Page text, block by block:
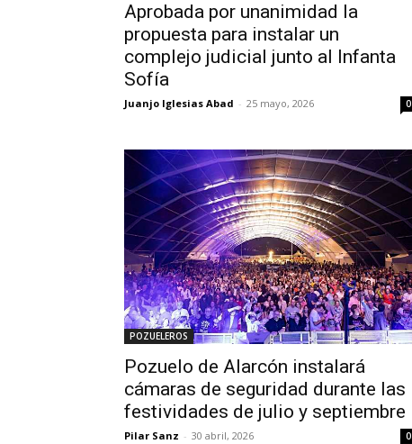
Aprobada por unanimidad la
propuesta para instalar un
complejo judicial junto al Infanta
Sofía
Juanjo Iglesias Abad - 25 mayo, 2026 0
POZUELEROS
Pozuelo de Alarcón instalará
cámaras de seguridad durante las
festividades de julio y septiembre
Pilar Sanz - 30 abril, 2026 0